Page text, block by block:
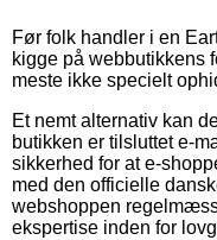
Før folk handler i en
kigge på webbutikkens
meste ikke specielt
Et nemt alternativ kan
butikken er tilsluttet e-
sikkerhed for at e-
med den officielle
webshoppen
ekspertise inden for